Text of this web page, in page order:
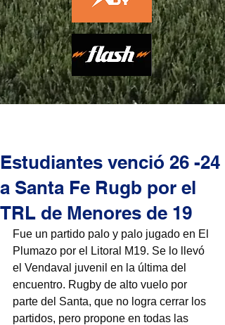
Estudiantes venció 26 -24
a Santa Fe Rugb por el
TRL de Menores de 19
Fue un partido palo y palo jugado en El
Plumazo por el Litoral M19. Se lo llevó
el Vendaval juvenil en la última del
encuentro. Rugby de alto vuelo por
parte del Santa, que no logra cerrar los
partidos, pero propone en todas las